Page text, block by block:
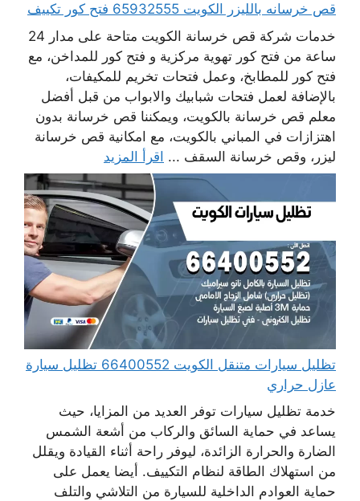
قص خرسانه بالليزر الكويت 65932555 فتح كور تكييف
خدمات شركة قص خرسانة الكويت متاحة على مدار 24
ساعة من فتح كور تهوية مركزية و فتح كور للمداخن، مع
فتح كور للمطابخ، وعمل فتحات تخريم للمكيفات،
بالإضافة لعمل فتحات شبابيك والابواب من قبل أفضل
معلم قص خرسانة بالكويت، ويمكننا قص خرسانة بدون
اهتزازات في المباني بالكويت، مع امكانية قص خرسانة
ليزر، وقص خرسانة السقف ... اقرأ المزيد
تظليل سيارات متنقل الكويت 66400552 تظليل سيارة
عازل حراري
خدمة تظليل سيارات توفر العديد من المزايا، حيث
يساعد في حماية السائق والركاب من أشعة الشمس
الضارة والحرارة الزائدة، ليوفر راحة أثناء القيادة ويقلل
من استهلاك الطاقة لنظام التكييف. أيضا يعمل على
حماية العوادم الداخلية للسيارة من التلاشي والتلف